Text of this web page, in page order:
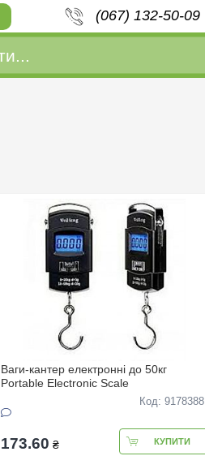
(067) 132-50-09
Ваги-кантер електроннi до 50кг
Portable Electronic Scale
Код: 9178388
173.60 ₴ КУПИТИ